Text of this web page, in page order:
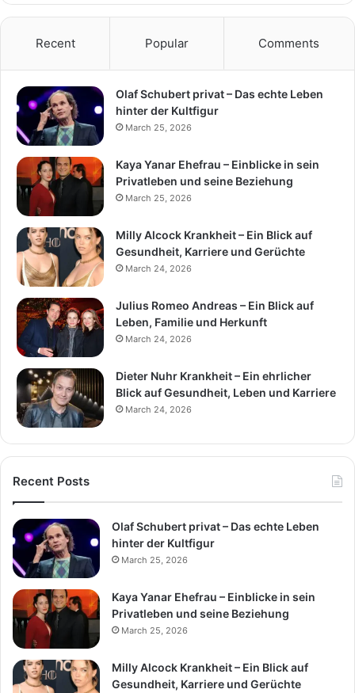
Recent Popular Comments
Olaf Schubert privat – Das echte Leben
hinter der Kultfigur
March 25, 2026
Kaya Yanar Ehefrau – Einblicke in sein
Privatleben und seine Beziehung
March 25, 2026
Milly Alcock Krankheit – Ein Blick auf
Gesundheit, Karriere und Gerüchte
March 24, 2026
Julius Romeo Andreas – Ein Blick auf
Leben, Familie und Herkunft
March 24, 2026
Dieter Nuhr Krankheit – Ein ehrlicher
Blick auf Gesundheit, Leben und Karriere
March 24, 2026
Recent Posts
Olaf Schubert privat – Das echte Leben
hinter der Kultfigur
March 25, 2026
Kaya Yanar Ehefrau – Einblicke in sein
Privatleben und seine Beziehung
March 25, 2026
Milly Alcock Krankheit – Ein Blick auf
Gesundheit, Karriere und Gerüchte